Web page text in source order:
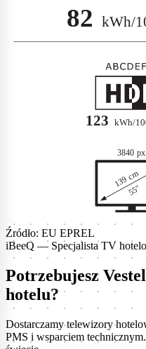
Źródło: EU EPREL
iBeeQ — Specjalista TV
Potrzebujesz
hotelu?
Dostarczamy telewizory
PMS i wsparciem